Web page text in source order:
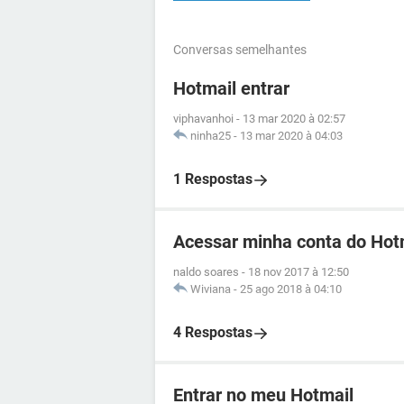
Conversas semelhantes
Hotmail entrar
viphavanhoi - 13 mar 2020 à 02:57
ninha25 - 13 mar 2020 à 04:03
1 Respostas
Acessar minha conta do
naldo soares - 18 nov 2017 à 12:50
Wiviana - 25 ago 2018 à 04:10
4 Respostas
Entrar no meu Hotmail